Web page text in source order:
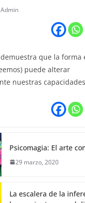
Admin
que la forma
puede alterar
nuestras
Psicomagia: El arte
29 marzo, 2020
La escalera de la